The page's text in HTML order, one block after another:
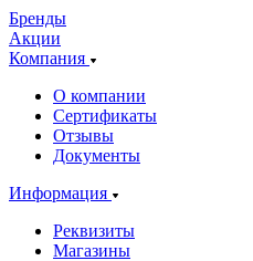
Бренды
Акции
Компания
О компании
Сертификаты
Отзывы
Документы
Информация
Реквизиты
Магазины